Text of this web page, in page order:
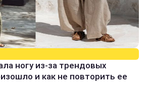
ногу из-за трендовых
и как не повторить ее